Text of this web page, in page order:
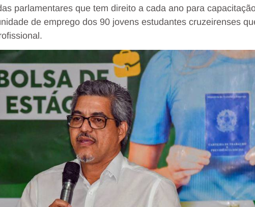
parlamentares que tem direito a cada ano para
de emprego dos 90 jovens estudantes cruzeirenses